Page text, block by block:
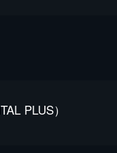
PLUS）